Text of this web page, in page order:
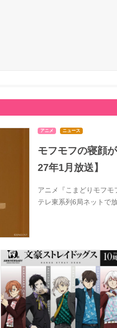
アニメ ニュース
モフモフの寝顔
27年1月放送】
アニメ『こまどりモフ
テレ東系列6局ネットで